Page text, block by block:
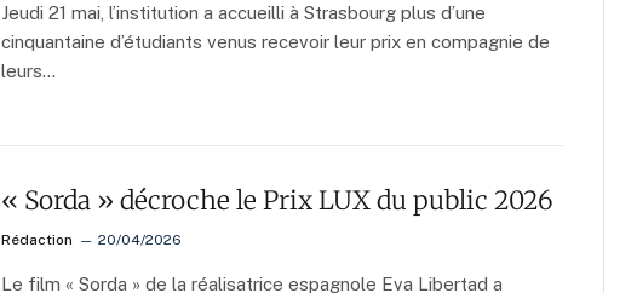
Jeudi 21 mai, l’institution a accueilli à Strasbourg plus d’une
cinquantaine d’étudiants venus recevoir leur prix en compagnie de
leurs…
« Sorda » décroche le Prix LUX du public 2026
Rédaction 20/04/2026
Le film « Sorda » de la réalisatrice espagnole Eva Libertad a